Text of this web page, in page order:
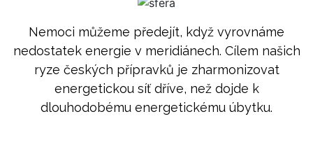
Nemoci můžeme předejít, když vyrovnáme
nedostatek energie v meridiánech. Cílem našich
ryze českých přípravků je zharmonizovat
energetickou síť dříve, než dojde k
dlouhodobému energetickému úbytku.